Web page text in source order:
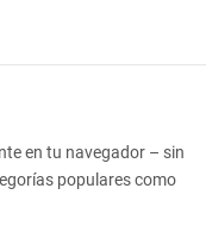
en tu navegador – sin
populares como